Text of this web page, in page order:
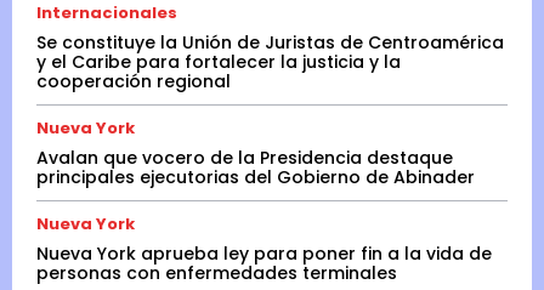
Internacionales
Se constituye la Unión de Juristas de Centroamérica
y el Caribe para fortalecer la justicia y la
cooperación regional
Nueva York
Avalan que vocero de la Presidencia destaque
principales ejecutorias del Gobierno de Abinader
Nueva York
Nueva York aprueba ley para poner fin a la vida de
personas con enfermedades terminales